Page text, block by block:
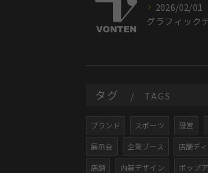
2026/02/01
タグ TAGS
ブランド スポーツ 設営
展示会 企業ブース 店舗デ
店舗 内装デザイン ポップ